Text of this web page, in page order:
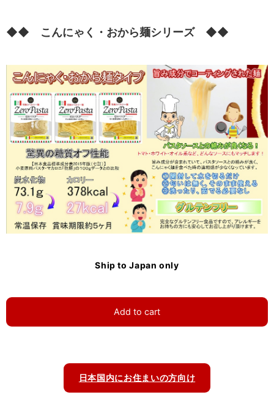
◆◆ こんにゃく・おから麺シリーズ ◆◆
Ship to Japan only
Add to cart
日本国内にお住まいの方向け